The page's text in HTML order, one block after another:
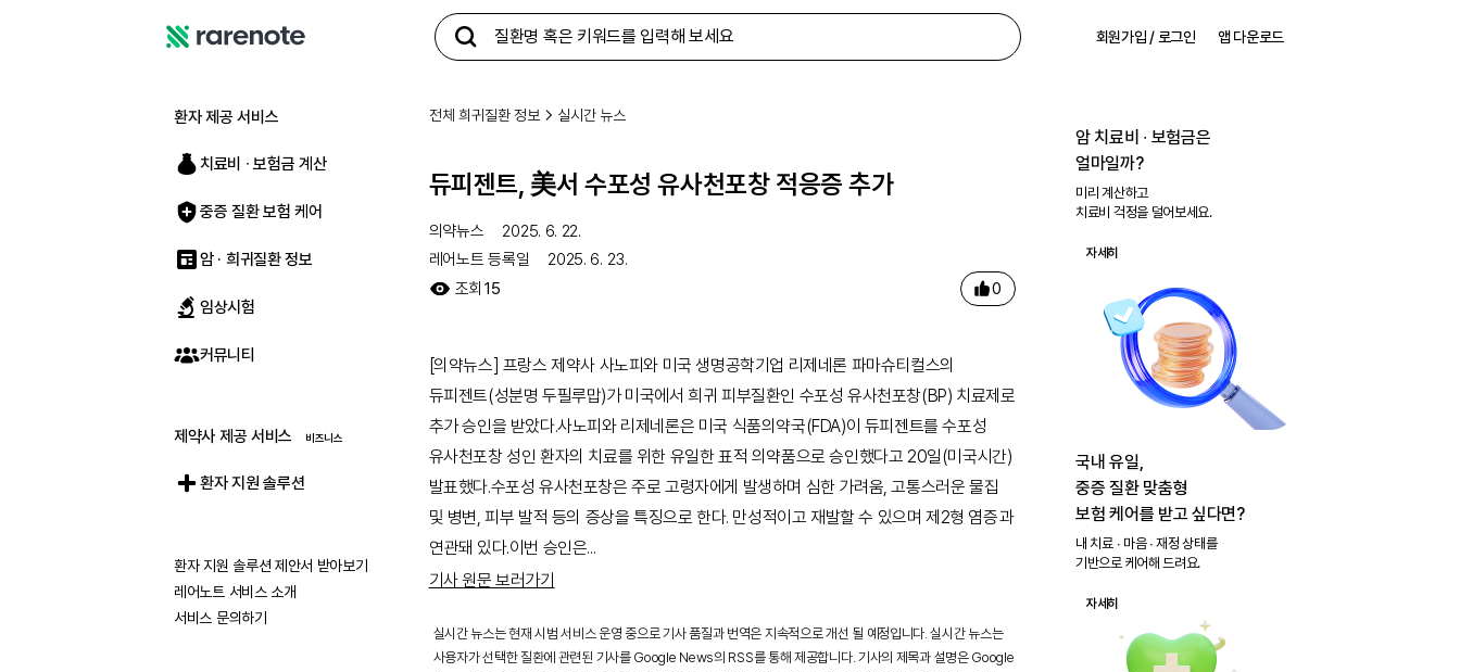
트
회원가입 / 로그인 앱 다운로드
환자 제공 서비스
치료비 ∙ 보험금 계산
중증 질환 보험 케어
암 · 희귀질환 정보
임상시험
커뮤니티
제약사 제공 서비스
환자 지원 솔루션
환자 지원 솔루션 제안서 받아보기
레어노트 서비스 소개
서비스 문의하기
전체 희귀질환 정보 실시간 뉴스
듀피젠트, 美서 수포성 유사천포창 적응증 추가
의약뉴스
2025. 6. 22.
레어노트 등록일
2025. 6. 23.
조회 15 0
[의약뉴스] 프랑스 제약사 사노피와 미국 생명공학기업 리제네론 파마슈티컬스의
듀피젠트(성분명 두필루맙)가 미국에서 희귀 피부질환인 수포성 유사천포창(BP) 치료제로
추가 승인을 받았다.사노피와 리제네론은 미국 식품의약국(FDA)이 듀피젠트를 수포성
유사천포창 성인 환자의 치료를 위한 유일한 표적 의약품으로 승인했다고 20일(미국시간)
발표했다.수포성 유사천포창은 주로 고령자에게 발생하며 심한 가려움, 고통스러운 물집
및 병변, 피부 발적 등의 증상을 특징으로 한다. 만성적이고 재발할 수 있으며 제2형 염증과
연관돼 있다.이번 승인은...
기사 원문 보러가기
실시간 뉴스는 현재 시범 서비스 운영 중으로 기사 품질과 번역은 지속적으로 개선 될 예정입니다. 실시간 뉴스는
사용자가 선택한 질환에 관련된 기사를 Google News의 RSS를 통해 제공합니다. 기사의 제목과 설명은 Google
암 치료비 ∙ 보험금은
얼마일까?
미리 계산하고
치료비 걱정을 덜어보세요.
자세히
국내 유일,
중증 질환 맞춤형
보험 케어를 받고 싶다면?
내 치료 ∙ 마음 ∙ 재정 상태를
기반으로 케어해 드려요.
자세히